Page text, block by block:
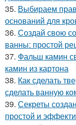
35. Выбираем
оснований для
36. Создай свою
ванны: простой
37. Фальш камин
камин из картона
38. Как сделать
сделать ванную
39. Секреты
простой и